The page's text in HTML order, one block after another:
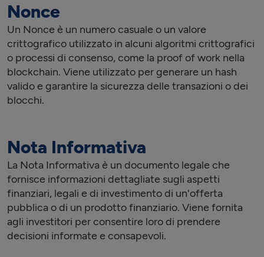
Nonce
Un Nonce è un numero casuale o un valore
crittografico utilizzato in alcuni algoritmi crittografici
o processi di consenso, come la proof of work nella
blockchain. Viene utilizzato per generare un hash
valido e garantire la sicurezza delle transazioni o dei
blocchi.
Nota Informativa
La Nota Informativa è un documento legale che
fornisce informazioni dettagliate sugli aspetti
finanziari, legali e di investimento di un'offerta
pubblica o di un prodotto finanziario. Viene fornita
agli investitori per consentire loro di prendere
decisioni informate e consapevoli.